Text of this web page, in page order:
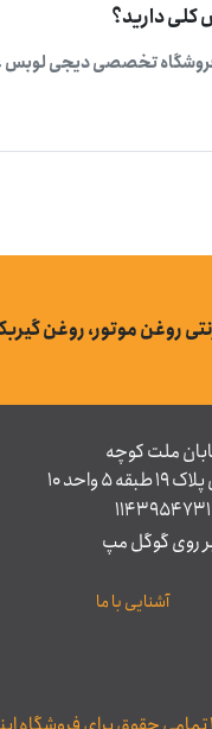
کلی دارید؟
فروشگاه تخصصی دیجی
روغن موتور، روغن
ملت کوچه
5 واحد 10
روی گوگل مپ
آشنایی با ما